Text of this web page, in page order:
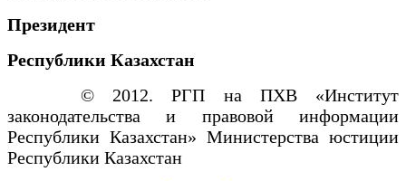
Президент
Республики Казахстан
© 2012. РГП на ПХВ «Институт
законодательства и правовой информации
Республики Казахстан» Министерства юстиции
Республики Казахстан